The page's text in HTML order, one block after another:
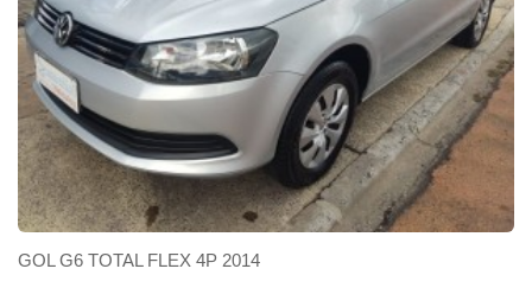
GOL G6 TOTAL FLEX 4P 2014